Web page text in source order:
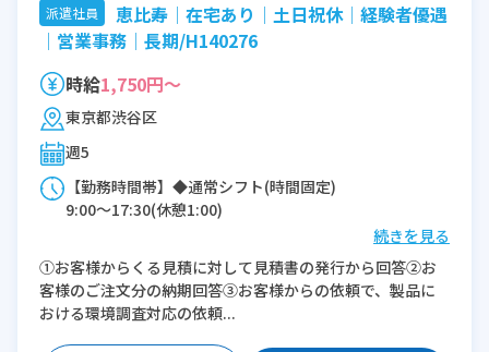
派遣社員
恵比寿│在宅あり│土日祝休│経験者優遇
│営業事務│長期/H140276
時給1,750円～
東京都渋谷区
週5
【勤務時間帯】◆通常シフト(時間固定)
9:00〜17:30(休憩1:00)
※残業：10〜20時間程度/月
続きを見る
①お客様からくる見積に対して見積書の発行から回答②お
客様のご注文分の納期回答③お客様からの依頼で、製品に
おける環境調査対応の依頼...